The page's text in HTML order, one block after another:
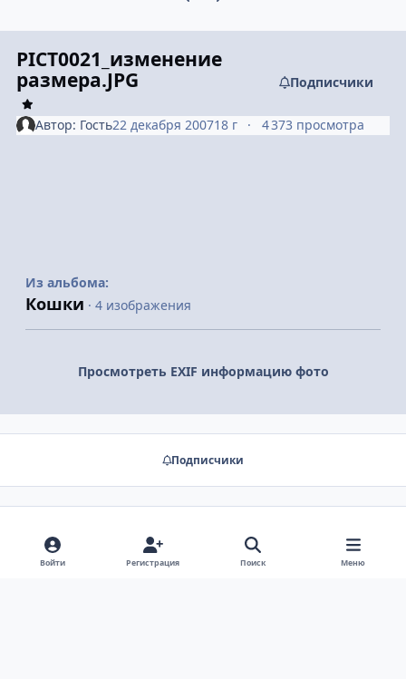
PICT0021_изменение
размера.JPG
Подписчики
Автор: Гость22 декабря 200718 г 4 373 просмотра
Из альбома:
Кошки · 4 изображения
Просмотреть EXIF информацию фото
Подписчики
Нет комментариев для отображения
Войти Регистрация Поиск Меню